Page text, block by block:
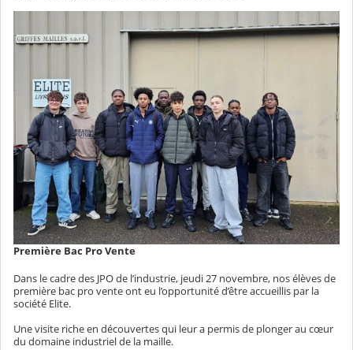
Première Bac Pro Vente
Dans le cadre des JPO de l’industrie, jeudi 27 novembre, nos élèves de
première bac pro vente ont eu l’opportunité d’être accueillis par la
société Elite.
Une visite riche en découvertes qui leur a permis de plonger au cœur
du domaine industriel de la maille.